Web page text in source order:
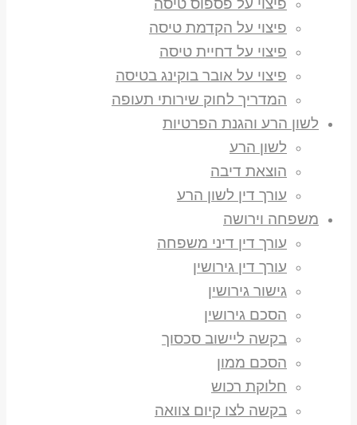
פיצוי על פספוס טיסה
פיצוי על הקדמת טיסה
פיצוי על דחיית טיסה
פיצוי על אובר בוקינג בטיסה
המדריך לחוק שירותי תעופה
לשון הרע והגנת הפרטיות
לשון הרע
הוצאת דיבה
עורך דין לשון הרע
משפחה וירושה
עורך דין דיני משפחה
עורך דין גירושין
גישור גירושין
הסכם גירושין
בקשה ליישוב סכסוך
הסכם ממון
חלוקת רכוש
בקשה לצו קיום צוואה